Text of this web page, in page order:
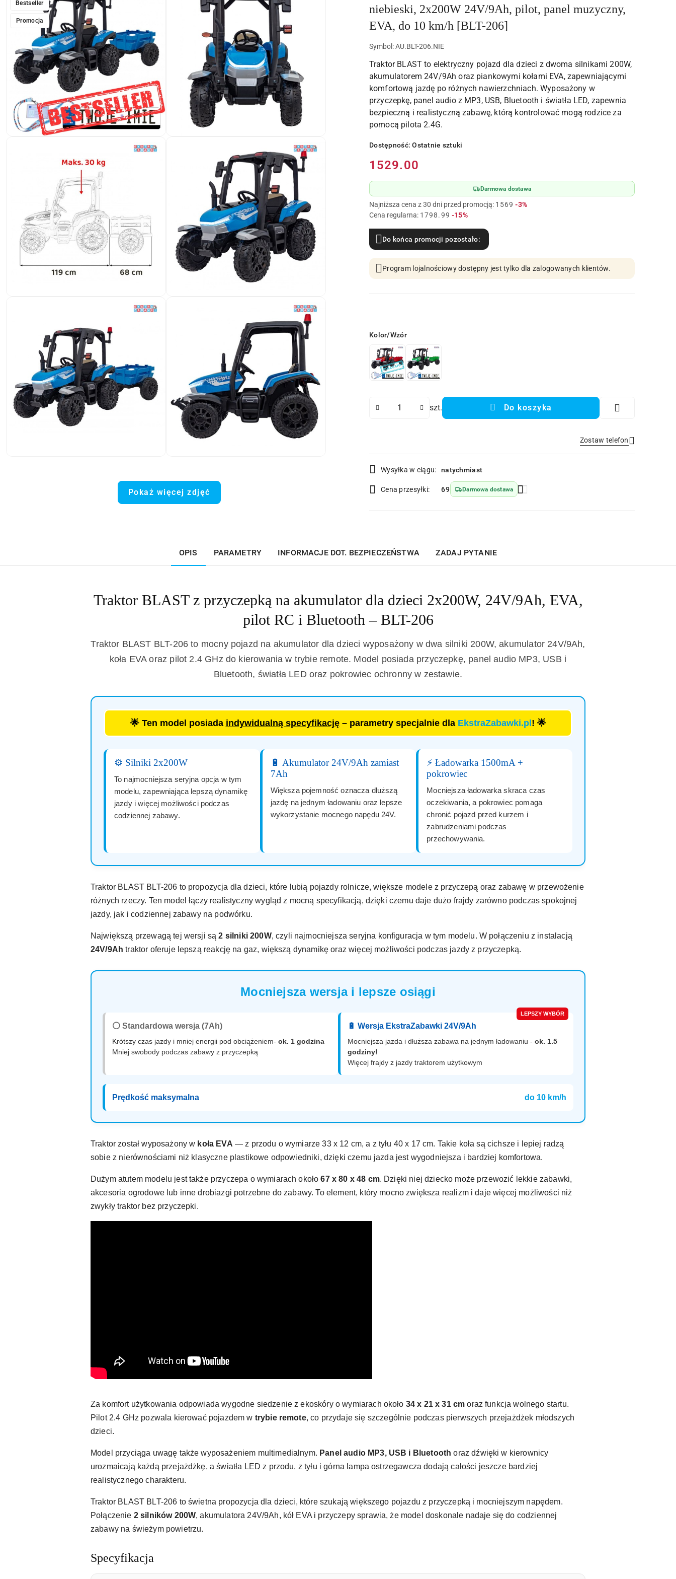
Bestseller
Promocja
Pokaż więcej zdjęć
niebieski, 2x200W 24V/9Ah, pilot, panel muzyczny,
EVA, do 10 km/h [BLT-206]
Symbol:AU.BLT-206.NIE
Traktor BLAST to elektryczny pojazd dla dzieci z dwoma silnikami 200W,
akumulatorem 24V/9Ah oraz piankowymi kołami EVA, zapewniającymi
komfortową jazdę po różnych nawierzchniach. Wyposażony w
przyczepkę, panel audio z MP3, USB, Bluetooth i światła LED, zapewnia
bezpieczną i realistyczną zabawę, którą kontrolować mogą rodzice za
pomocą pilota 2.4G.
Dostępność:Ostatnie sztuki
Cena:
1529.00
Darmowa dostawa
Najniższa cena z 30 dni przed promocją: 1569 Rabat:
-3%
Cena regularna: 1798.99 Rabat:
-15%
Do końca promocji pozostało:
Program lojalnościowy dostępny jest tylko dla zalogowanych klientów.
Wariant
Kolor/Wzór
szt. Do koszyka
Zostaw telefon
Dostępność
i
dostawa
Wysyłka w ciągu: natychmiast
Cena przesyłki: 69 Darmowa dostawa
OPIS PARAMETRY INFORMACJE DOT. BEZPIECZEŃSTWA ZADAJ PYTANIE
Traktor BLAST z przyczepką na akumulator dla dzieci 2x200W, 24V/9Ah, EVA,
pilot RC i Bluetooth – BLT-206
Traktor BLAST BLT-206 to mocny pojazd na akumulator dla dzieci wyposażony w dwa silniki 200W, akumulator 24V/9Ah,
koła EVA oraz pilot 2.4 GHz do kierowania w trybie remote. Model posiada przyczepkę, panel audio MP3, USB i
Bluetooth, światła LED oraz pokrowiec ochronny w zestawie.
🌟 Ten model posiada indywidualną specyfikację– parametry specjalnie dla EkstraZabawki.pl ! 🌟
⚙️ Silniki 2x200W
To najmocniejsza seryjna opcja w tym
modelu, zapewniająca lepszą dynamikę
jazdy i więcej możliwości podczas
codziennej zabawy.
🔋 Akumulator 24V/9Ah zamiast
7Ah
Większa pojemność oznacza dłuższą
jazdę na jednym ładowaniu oraz lepsze
wykorzystanie mocnego napędu 24V.
⚡ Ładowarka 1500mA +
pokrowiec
Mocniejsza ładowarka skraca czas
oczekiwania, a pokrowiec pomaga
chronić pojazd przed kurzem i
zabrudzeniami podczas
przechowywania.
Traktor BLAST BLT-206 to propozycja dla dzieci, które lubią pojazdy rolnicze, większe modele z przyczepą oraz zabawę w przewożenie
różnych rzeczy. Ten model łączy realistyczny wygląd z mocną specyfikacją, dzięki czemu daje dużo frajdy zarówno podczas spokojnej
jazdy, jak i codziennej zabawy na podwórku.
Największą przewagą tej wersji są2 silniki 200W, czyli najmocniejsza seryjna konfiguracja w tym modelu. W połączeniu z instalacją
24V/9Ah traktor oferuje lepszą reakcję na gaz, większą dynamikę oraz więcej możliwości podczas jazdy z przyczepką.
Mocniejsza wersja i lepsze osiągi
⚪ Standardowa wersja (7Ah)
Krótszy czas jazdy i mniej energii pod obciążeniem- ok. 1 godzina
Mniej swobody podczas zabawy z przyczepką
LEPSZY WYBÓR
🔋 Wersja EkstraZabawki 24V/9Ah
Mocniejsza jazda i dłuższa zabawa na jednym ładowaniu - ok. 1.5
godziny!
Więcej frajdy z jazdy traktorem użytkowym
Prędkość maksymalna do 10 km/h
Traktor został wyposażony w koła EVA — z przodu o wymiarze 33 x 12 cm, a z tyłu 40 x 17 cm. Takie koła są cichsze i lepiej radzą
sobie z nierównościami niż klasyczne plastikowe odpowiedniki, dzięki czemu jazda jest wygodniejsza i bardziej komfortowa.
Dużym atutem modelu jest także przyczepa o wymiarach około67 x 80 x 48 cm. Dzięki niej dziecko może przewozić lekkie zabawki,
akcesoria ogrodowe lub inne drobiazgi potrzebne do zabawy. To element, który mocno zwiększa realizm i daje więcej możliwości niż
zwykły traktor bez przyczepki.
Za komfort użytkowania odpowiada wygodne siedzenie z ekoskóry o wymiarach około 34 x 21 x 31 cm oraz funkcja wolnego startu.
Pilot 2.4 GHz pozwala kierować pojazdem w trybie remote, co przydaje się szczególnie podczas pierwszych przejażdżek młodszych
dzieci.
Model przyciąga uwagę także wyposażeniem multimedialnym. Panel audio MP3, USB i Bluetooth oraz dźwięki w kierownicy
urozmaicają każdą przejażdżkę, a światła LED z przodu, z tyłu i górna lampa ostrzegawcza dodają całości jeszcze bardziej
realistycznego charakteru.
Traktor BLAST BLT-206 to świetna propozycja dla dzieci, które szukają większego pojazdu z przyczepką i mocniejszym napędem.
Połączenie 2 silników 200W, akumulatora 24V/9Ah, kół EVA i przyczepy sprawia, że model doskonale nadaje się do codziennej
zabawy na świeżym powietrzu.
Specyfikacja